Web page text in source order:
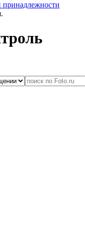
принадлежности